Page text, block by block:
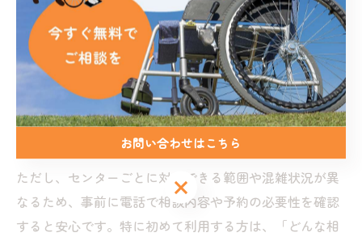
地域包括支援センターの選び方と注意点
地域包括支援センターは、介護に関する総合相談窓口と
して、佐賀県内でも多く設置されています。選び方のポ
イントは、通いやすさや相談員の専門性、地域のネット
ワーク力などです。自宅から近いセンターを選ぶこと
で、継続的な相談や迅速な対応が受けやすくなります。
ただし、センターごとに対応できる範囲や混雑状況が異
なるため、事前に電話で相談内容や予約の必要性を確認
すると安心です。特に初めて利用する方は、「どんな相
お問い合わせはこちら
お問い合わせはこちら